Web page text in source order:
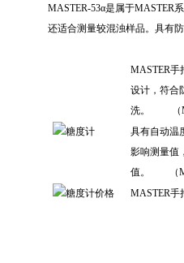
MASTER-53α是属于MASTER
还适合测量较混浊样品。具有
MASTER手
设计，符合
洗。 （
具有自动温
影响测量值
值。 （
MASTER手